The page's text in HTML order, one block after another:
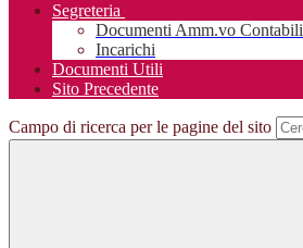
Segreteria
Documenti Amm.vo Contabili
Incarichi
Documenti Utili
Sito Precedente
Campo di ricerca per le pagine del sito